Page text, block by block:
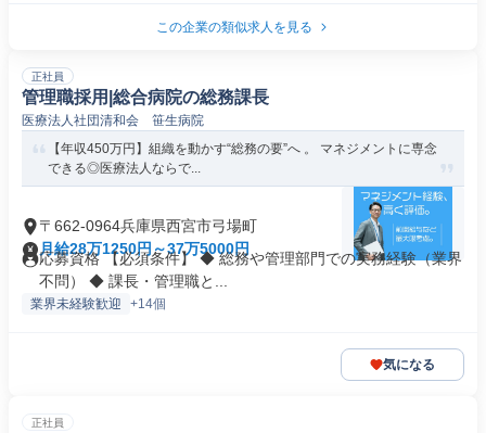
この企業の類似求人を見る
正社員
管理職採用|総合病院の総務課長
医療法人社団清和会 笹生病院
【年収450万円】組織を動かす“総務の要”へ 。 マネジメントに専念
できる◎医療法人ならで...
〒662-0964兵庫県西宮市弓場町
月給28万1250円～37万5000円
応募資格 【必須条件】 ◆ 総務や管理部門での実務経験（業界
不問） ◆ 課長・管理職と...
業界未経験歓迎 +14個
気になる
正社員